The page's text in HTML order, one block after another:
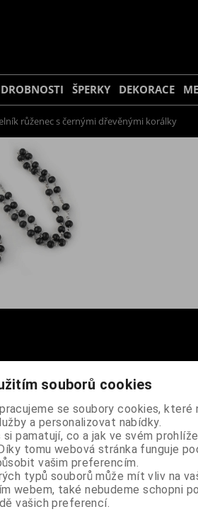
DROBNOSTI ŠPERKY DEKORACE
růženec s černými dřevěnými korálky
je rozdělená na 5 skupin po deseti
souborů cookies
se soubory cookies, které
a personalizovat nabídky.
pamatují, co a jak ve svém
tomu webová stránka funguje
vašim preferencím.
typů souborů může mít vliv na
webem, také nebudeme schopni
vašich preferencí.